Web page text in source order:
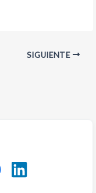
SIGUIENTE